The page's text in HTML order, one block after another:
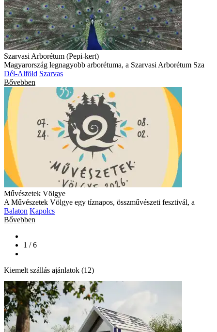
Szarvasi Arborétum (Pepi-kert)
Magyarország legnagyobb arborétuma, a Szarvasi Arborétum Sza
Dél-Alföld Szarvas
Bővebben
Művészetek Völgye
A Művészetek Völgye egy tíznapos, összművészeti fesztivál, a
Balaton Kapolcs
Bővebben
1 / 6
Kiemelt szállás ajánlatok (12)